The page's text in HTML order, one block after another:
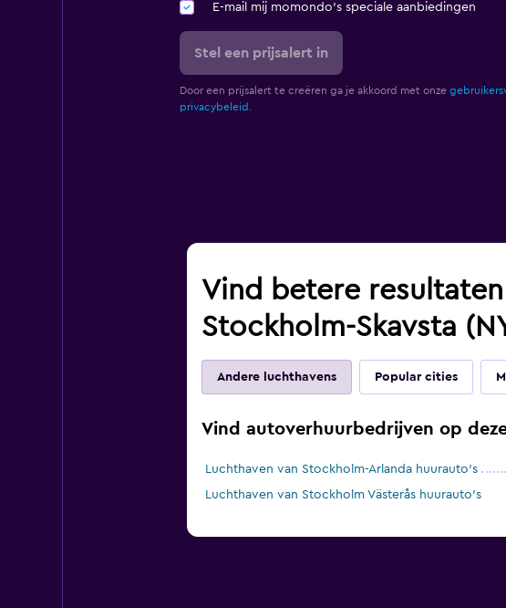
E-mail mij momondo's speciale aanbiedingen
Stel een prijsalert in
Door een prijsalert te creëren ga je akkoord met onze
privacybeleid.
Vind betere
Stockholm-Skavsta
Andere luchthavens Popular cities
Vind autoverhuurbedrijven op
Luchthaven van Stockholm-Arlanda huurauto's
Luchthaven van Stockholm Västerås huurauto's